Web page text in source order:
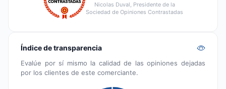
Nicolas Duval, Presidente de la
Sociedad de Opiniones Contrastadas
Índice de transparencia
Evalúe por sí mismo la calidad de las opiniones dejadas
por los clientes de este comerciante.